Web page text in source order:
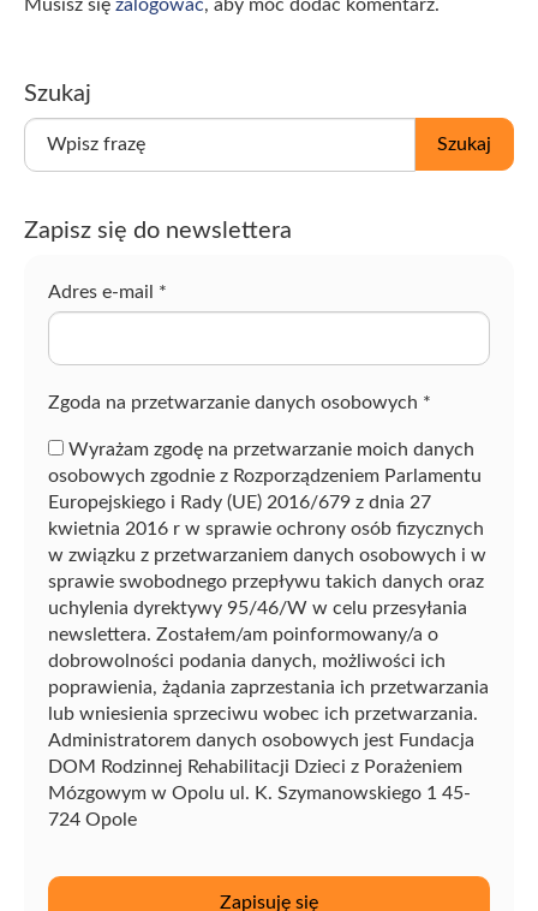
Musisz się zalogować, aby móc dodać komentarz.
Szukaj
W
z
Szukaj
Zapisz się do newslettera
Adres e-mail *
Zgoda na przetwarzanie danych osobowych *
Wyrażam zgodę na przetwarzanie moich danych
osobowych zgodnie z Rozporządzeniem Parlamentu
Europejskiego i Rady (UE) 2016/679 z dnia 27
kwietnia 2016 r w sprawie ochrony osób fizycznych
w związku z przetwarzaniem danych osobowych i w
sprawie swobodnego przepływu takich danych oraz
uchylenia dyrektywy 95/46/W w celu przesyłania
newslettera. Zostałem/am poinformowany/a o
dobrowolności podania danych, możliwości ich
poprawienia, żądania zaprzestania ich przetwarzania
lub wniesienia sprzeciwu wobec ich przetwarzania.
Administratorem danych osobowych jest Fundacja
DOM Rodzinnej Rehabilitacji Dzieci z Porażeniem
Mózgowym w Opolu ul. K. Szymanowskiego 1 45-
724 Opole